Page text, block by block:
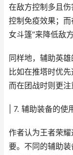
在敌方控制多且伤
控制免疫效果；
女斗篷”来降低敌
同样地，辅助英
比如在推塔时优
而在团战时则更注
| 7. 辅助装备的使
作者认为王者荣
要。不同的辅助